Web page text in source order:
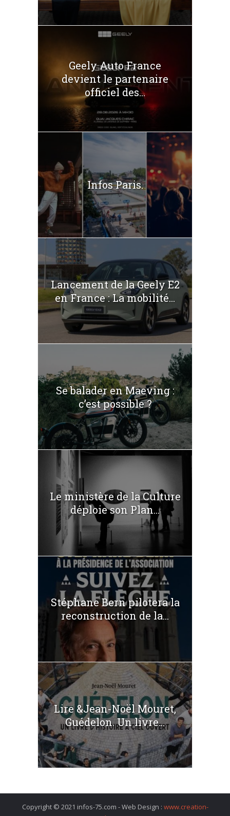
Geely Auto France
devient le partenaire
officiel des...
Infos Paris.
Lancement de la Geely E2
en France : La mobilité...
Se balader en Maeving :
c’est possible ?
Le ministère de la Culture
déploie son Plan...
Stéphane Bern pilotera la
reconstruction de la...
Lire &Jean-Noël Mouret,
Guédelon. Un livre...
Copyright © 2021 infos-75.com - Web Design : www.creation-